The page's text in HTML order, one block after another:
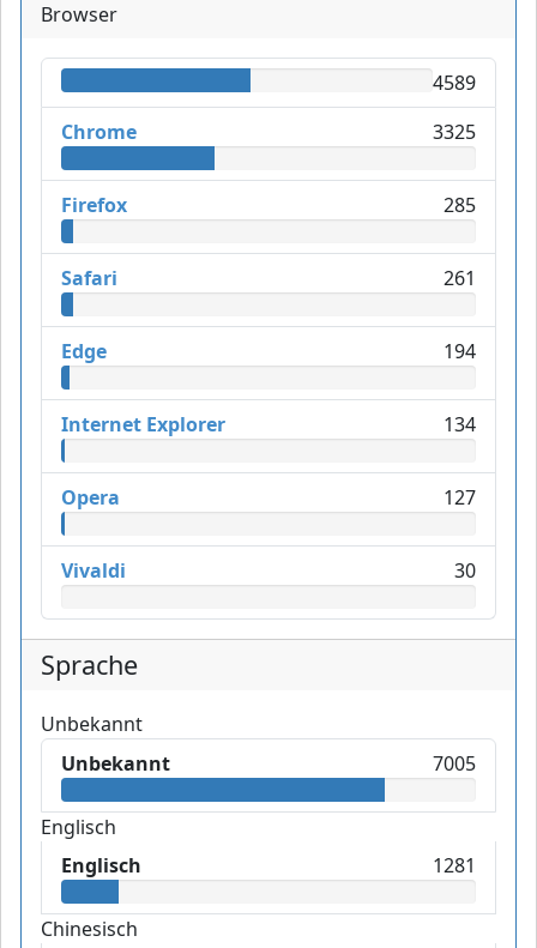
Browser
4589
Chrome
3325
Firefox 285
Safari 261
Edge 194
Internet Explorer 134
Opera 127
Vivaldi 30
Sprache
Unbekannt
Unbekannt
7005
Englisch
Englisch
1281
Chinesisch